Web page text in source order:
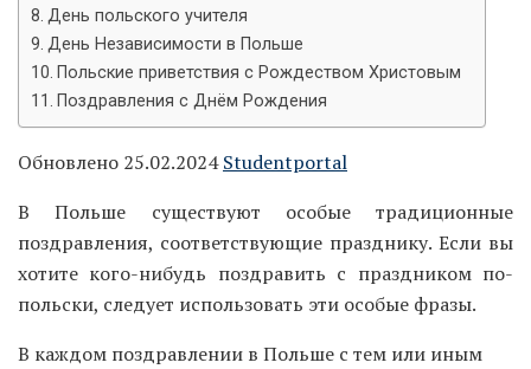
День польского учителя
День Независимости в Польше
Польские приветствия с Рождеством Христовым
Поздравления с Днём Рождения
Обновлено 25.02.2024Studentportal
В Польше существуют особые традиционные
поздравления, соответствующие празднику. Если вы
хотите кого-нибудь поздравить с праздником по-
польски, следует использовать эти особые фразы.
В каждом поздравлении в Польше с тем или иным